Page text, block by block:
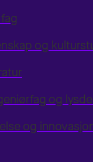
og
og
og